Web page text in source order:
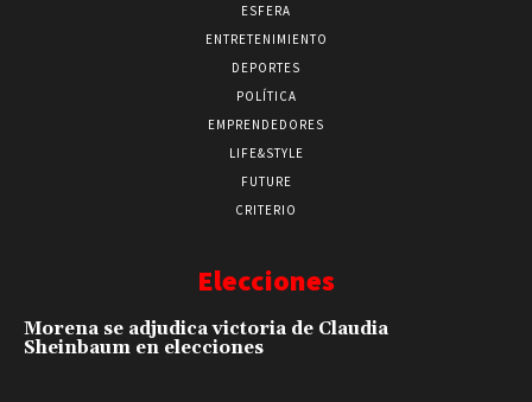
ESFERA
ENTRETENIMIENTO
DEPORTES
POLÍTICA
EMPRENDEDORES
LIFE&STYLE
FUTURE
CRITERIO
Elecciones
Morena se adjudica victoria de Claudia
Sheinbaum en elecciones